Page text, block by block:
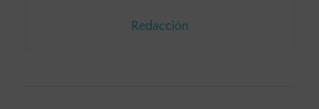
Redacción